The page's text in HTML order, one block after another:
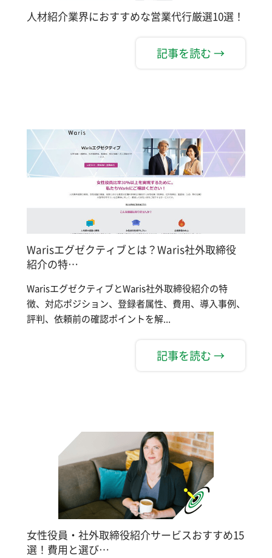
人材紹介業界におすすめな営業代行厳選10選！
記事を読む →
Warisエグゼクティブとは？Waris社外取締役
紹介の特…
WarisエグゼクティブとWaris社外取締役紹介の特
徴、対応ポジション、登録者属性、費用、導入事例、
評判、依頼前の確認ポイントを解...
記事を読む →
女性役員・社外取締役紹介サービスおすすめ15
選！費用と選び…